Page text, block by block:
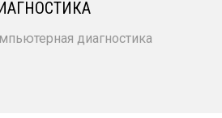
диагностика